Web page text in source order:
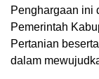
Penghargaan ini
Pemerintah
Pertanian
dalam